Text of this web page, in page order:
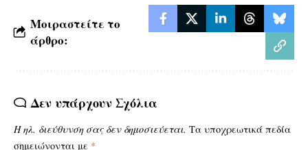
Μοιραστείτε το
άρθρο:
Δεν υπάρχουν Σχόλια
Η ηλ. διεύθυνση σας δεν δημοσιεύεται. Τα υποχρεωτικά πεδία
σημειώνονται με *